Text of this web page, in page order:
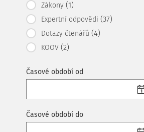
Zákony (1)
Expertní odpovědi (37)
Dotazy čtenářů (4)
KOOV (2)
Časové období od
Časové období do